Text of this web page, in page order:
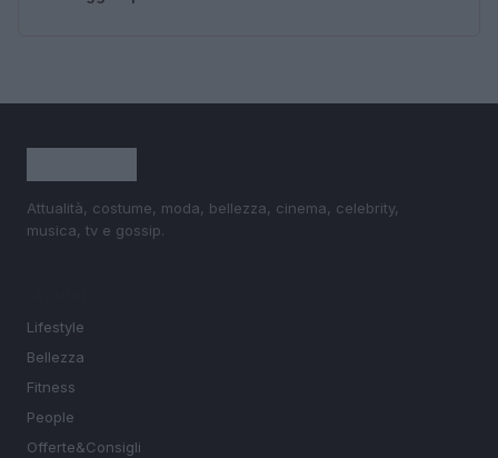
Attualità, costume, moda, bellezza, cinema, celebrity,
musica, tv e gossip.
Lifestyle
Bellezza
Fitness
People
Offerte&Consigli